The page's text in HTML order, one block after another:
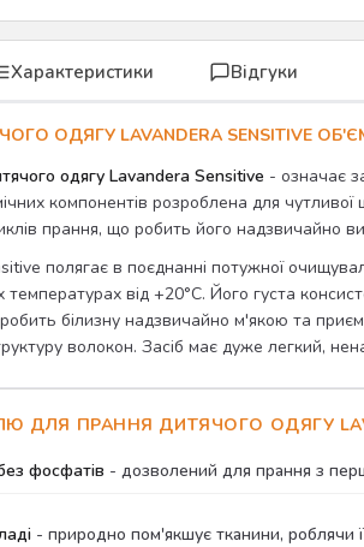
Характеристики Відгуки
ОДЯГУ LAVANDERA SENSITIVE
одягу Lavandera Sensitive - означає
компонентів розроблена для
прання, що робить його надзвичайно
полягає в поєднанні потужної
від +20°C. Його густа
білизну надзвичайно м'якою та
волокон. Засіб має дуже легкий,
ДЛЯ ПРАННЯ ДИТЯЧОГО ОДЯГУ
фосфатів - дозволений для прання з
- природно пом'якшує тканини, роблячи